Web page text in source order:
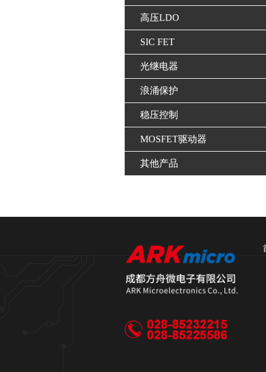
高压LDO
SIC FET
光继电器
浪涌保护
稳压控制
MOSFET驱动器
其他产品